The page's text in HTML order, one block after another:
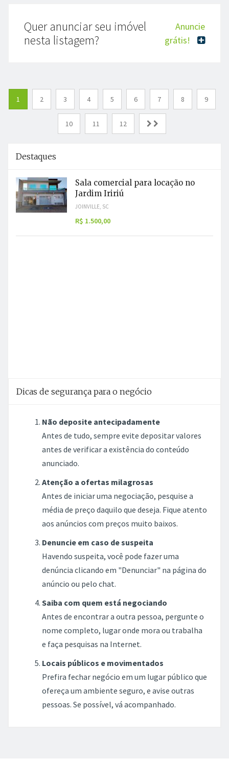
Quer anunciar seu imóvel
nesta listagem?
Anuncie
grátis!
1 2 3 4 5 6 7 8 9
10 11 12
Destaques
Sala comercial para locação no
Jardim Iririú
JOINVILLE, SC
R$ 1.500,00
Dicas de segurança para o negócio
Não deposite antecipadamente
Antes de tudo, sempre evite depositar valores
antes de verificar a existência do conteúdo
anunciado.
Atenção a ofertas milagrosas
Antes de iniciar uma negociação, pesquise a
média de preço daquilo que deseja. Fique atento
aos anúncios com preços muito baixos.
Denuncie em caso de suspeita
Havendo suspeita, você pode fazer uma
denúncia clicando em "Denunciar" na página do
anúncio ou pelo chat.
Saiba com quem está negociando
Antes de encontrar a outra pessoa, pergunte o
nome completo, lugar onde mora ou trabalha
e faça pesquisas na Internet.
Locais públicos e movimentados
Prefira fechar negócio em um lugar público que
ofereça um ambiente seguro, e avise outras
pessoas. Se possível, vá acompanhado.